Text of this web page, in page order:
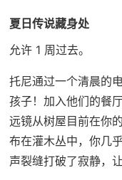
夏日传说藏身处
允许 1 周过去。
托尼通过一个清晨的
孩子！加入他们的餐
远镜从树屋目前在你
布在灌木丛中，你几
声裂缝打破了寂静，